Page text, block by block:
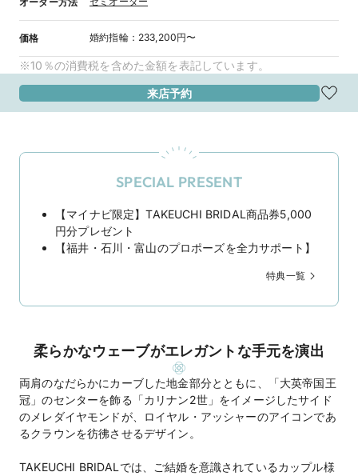
価格 婚約指輪： 233,200円〜
※10％の消費税を含めた金額を表記しています。
来店予約
SPECIAL PRESENT
【マイナビ限定】TAKEUCHI BRIDAL商品券5,000
円分プレゼント
【福井・石川・富山のプロポーズを全力サポート】
特典一覧
柔らかなウェーブがエレガントな手元を演出
両肩のなだらかにカーブした地金部分とともに、「大英帝国王
冠」のセンターを飾る「カリナン2世」をイメージしたサイド
のメレダイヤモンドが、ロイヤル・アッシャーのアイコンであ
るクラウンを彷彿させるデザイン。
TAKEUCHI BRIDALでは、ご結婚を意識されているカップル様